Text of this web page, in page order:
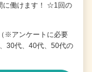
に働けます！ ☆1回の
※アンケートに必要
30代、40代、50代の